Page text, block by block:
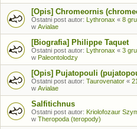
[Opis] Chromeornis
Ostatni post autor: Lythronax « 8
w Avialae
[Biografia] Philippe Taquet
Ostatni post autor: Lythronax « 3
w Paleontolodzy
[Opis] Pujatopouli
Ostatni post autor: Taurovenator «
w Avialae
Salfitichnus
Ostatni post autor: Kriolofozaur
w Theropoda (teropody)